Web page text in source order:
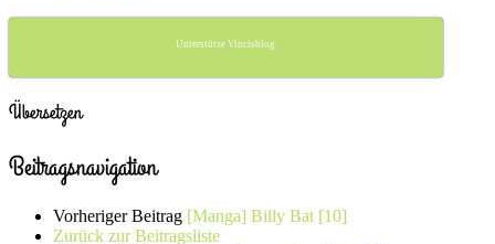
Unterstütze Vincisblog
Übersetzen
Beitragsnavigation
Vorheriger Beitrag [Manga] Billy Bat [10]
Zurück zur Beitragsliste